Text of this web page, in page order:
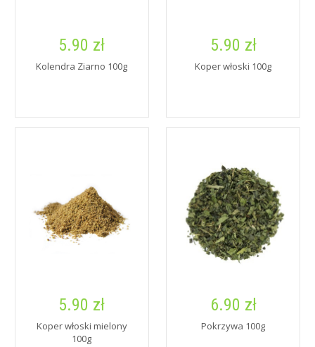
5.90 zł
Kolendra Ziarno 100g
5.90 zł
Koper włoski 100g
5.90 zł
Koper włoski mielony
100g
6.90 zł
Pokrzywa 100g